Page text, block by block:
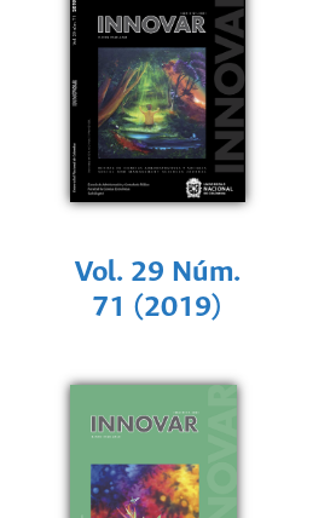
Vol. 29 Núm.
71 (2019)